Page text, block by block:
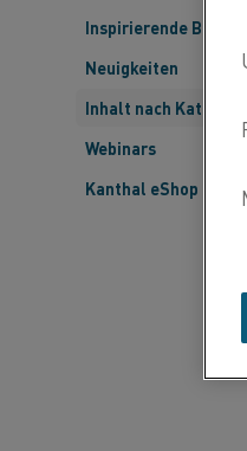
Inspirierende Berichte
Neuigkeiten
Inhalt nach Kategorie
Webinars
Kanthal eShop